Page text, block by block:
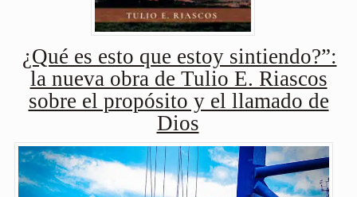
¿Qué es esto que estoy sintiendo?”:
la nueva obra de Tulio E. Riascos
sobre el propósito y el llamado de
Dios